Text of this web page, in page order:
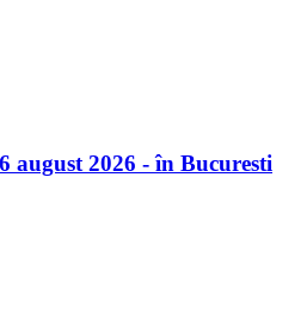
august 2026 - în Bucuresti